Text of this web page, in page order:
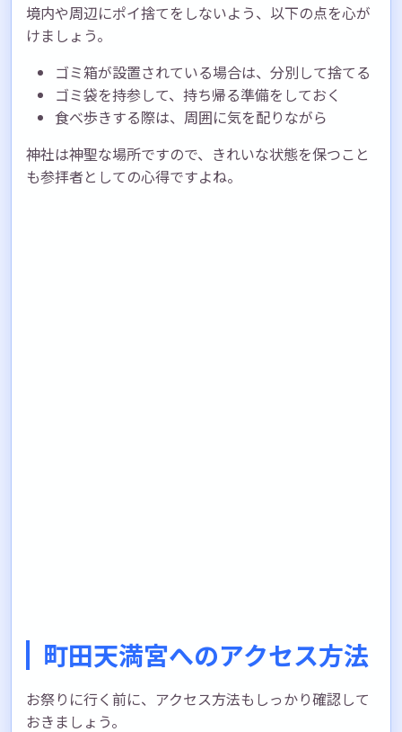
境内や周辺にポイ捨てをしないよう、以下の点を心が
けましょう。
ゴミ箱が設置されている場合は、分別して捨てる
ゴミ袋を持参して、持ち帰る準備をしておく
食べ歩きする際は、周囲に気を配りながら
神社は神聖な場所ですので、きれいな状態を保つこと
も参拝者としての心得ですよね。
町田天満宮へのアクセス方法
お祭りに行く前に、アクセス方法もしっかり確認して
おきましょう。